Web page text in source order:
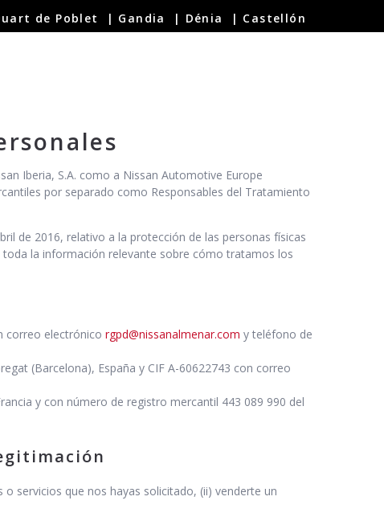
de Poblet | Gandia | Dénia | Castellón
Iberia, S.A. como a Nissan Automotive Europe
por separado como Responsables del Tratamiento
de 2016, relativo a la protección de las personas físicas
la información relevante sobre cómo tratamos los
correo electrónico rgpd@nissanalmenar.com y teléfono de
(Barcelona), España y CIF A-60622743 con correo
y con número de registro mercantil 443 089 990 del
servicios que nos hayas solicitado, (ii) venderte un